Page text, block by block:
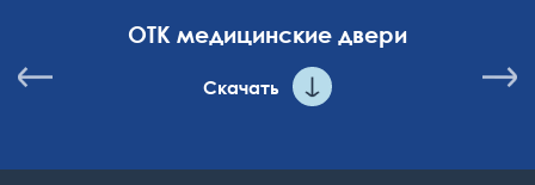
ОТК медицинские двери
Скачать